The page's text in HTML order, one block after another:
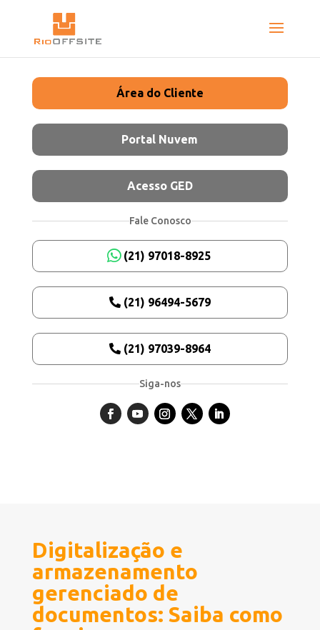
Área do Cliente
Portal Nuvem
Acesso GED
Fale Conosco
(21) 97018-8925
(21) 96494-5679
(21) 97039-8964
Siga-nos
Digitalização e
armazenamento
gerenciado de
documentos: Saiba como